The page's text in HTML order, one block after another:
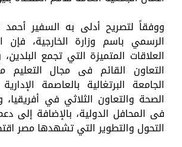
ووفقاً لتصريح أدلى به السفير أحمد
الرسمي باسم وزارة الخارجية، فإن
العلاقات المتميزة التي تجمع
التعاون القائم فى مجال التعليم
الجامعة البرتغالية بالعاصمة
الصحة والتعاون الثلاثي في
فى المحافل الدولية، بالإضافة إلى
التحول والتطوير التي تشهدها مصر